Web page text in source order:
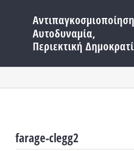
περιεχόμενο
farage-clegg2